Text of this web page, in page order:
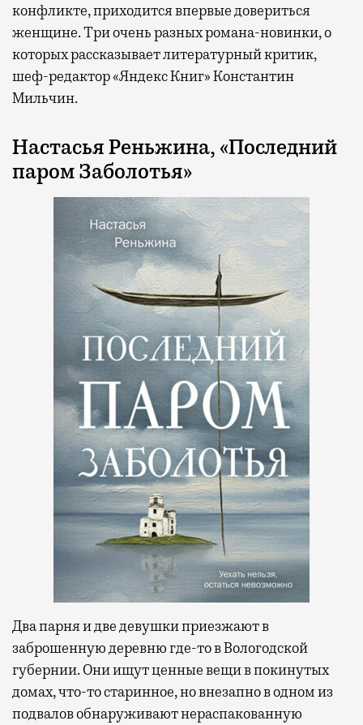
конфликте, приходится впервые довериться
женщине. Три очень разных романа-новинки, о
которых рассказывает литературный критик,
шеф-редактор «Яндекс Книг» Константин
Мильчин.
Настасья Реньжина, «Последний
паром Заболотья»
Два парня и две девушки приезжают в
заброшенную деревню где-то в Вологодской
губернии. Они ищут ценные вещи в покинутых
домах, что-то старинное, но внезапно в одном из
подвалов обнаруживают нераспакованную